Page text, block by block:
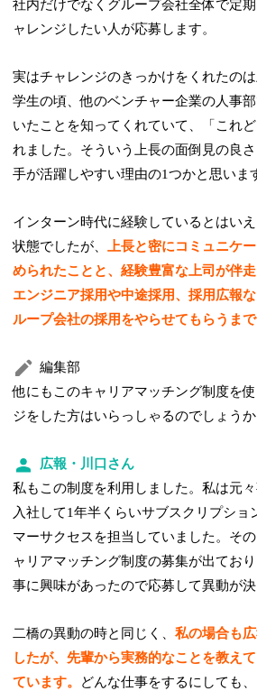
社内だけでなくグループ会社全体で定
ャレンジしたい人が応募します。
実はチャレンジのきっかけをくれたの
学生の頃、他のベンチャー企業の人事
いたことを知ってくれていて、「これ
れました。そういう上長の面倒見の良
手が活躍しやすい理由の1つかと思いま
インターン時代に経験しているとはい
状態でしたが、
上長と密にコミュニケ
められたことと、経験豊富な上司が伴走
エンジニア採用や中途採用、採用広報
ループ会社の採用をやらせてもらうまで
編集部
他にもこのキャリアマッチング制度を
ジをした方はいらっしゃるのでしょうか
広報・川口さん
私もこの制度を利用しました。私は元
入社して1年半くらいサブスクリプショ
マーサクセスを担当していました。そ
ャリアマッチング制度の募集が出てお
事に興味があったので応募して異動が決
二橋の異動の時と同じく、私の場合も
したが、先輩から実務的なことを教え
ています。
どんな仕事をするにしても